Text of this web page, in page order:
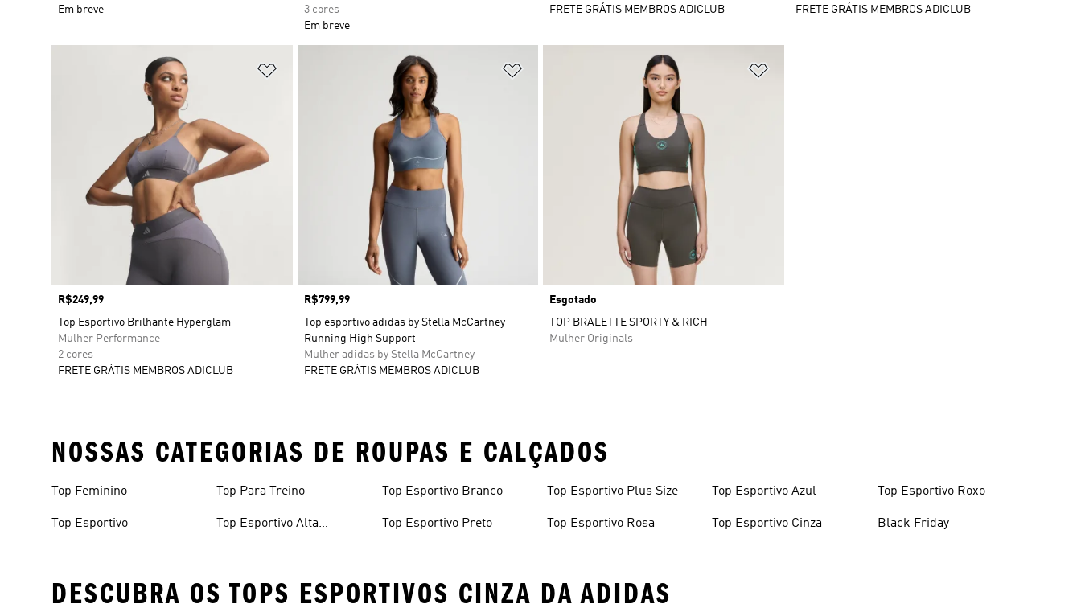
Em breve
3 cores
Em breve
FRETE GRÁTIS MEMBROS ADICLUB
FRETE GRÁTIS MEMBROS ADICLUB
Adicionar à Lista de Desejos
Preço
R$249,99
Top Esportivo Brilhante Hyperglam
Mulher Performance
2 cores
FRETE GRÁTIS MEMBROS ADICLUB
Adicionar à Lista de Desejos
Preço
R$799,99
Top esportivo adidas by Stella McCartney
Running High Support
Mulher adidas by Stella McCartney
FRETE GRÁTIS MEMBROS ADICLUB
Esgotado
TOP BRALETTE SPORTY & RICH
Mulher Originals
NOSSAS CATEGORIAS DE ROUPAS E CALÇADOS
Top Feminino
Top Esportivo
Top Para Treino
Top Esportivo Alta
Top Esportivo Branco
Top Esportivo Preto
Top Esportivo Plus Size
Top Esportivo Rosa
Top Esportivo Azul
Top Esportivo Cinza
Top Esportivo Roxo
Black Friday
DESCUBRA OS TOPS ESPORTIVOS CINZA DA ADIDAS